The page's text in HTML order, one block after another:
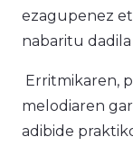
ezagupenez
nabaritu
Erritmikaren,
melodiaren
adibide